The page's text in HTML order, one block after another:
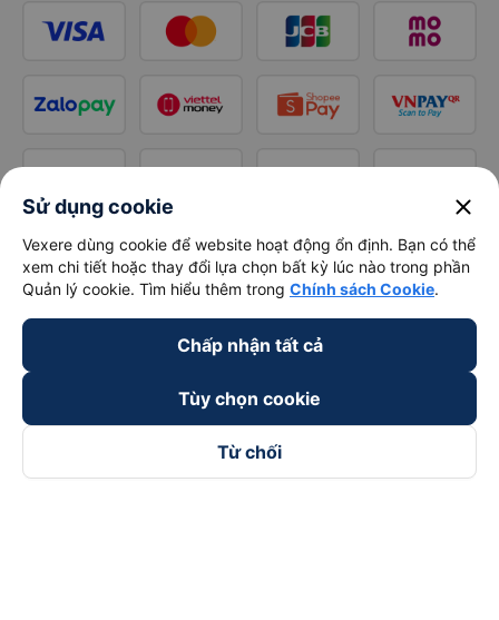
Sử dụng cookie close
Vexere dùng cookie để website hoạt động ổn định. Bạn có thể
xem chi tiết hoặc thay đổi lựa chọn bất kỳ lúc nào trong phần
Quản lý cookie. Tìm hiểu thêm trong Chính sách Cookie.
Chấp nhận tất cả
Tùy chọn cookie
Từ chối